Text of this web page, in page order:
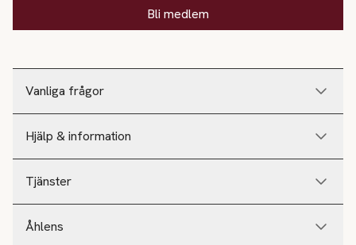
Vanliga frågor
Hjälp & information
Tjänster
Åhlens
Bli medlem